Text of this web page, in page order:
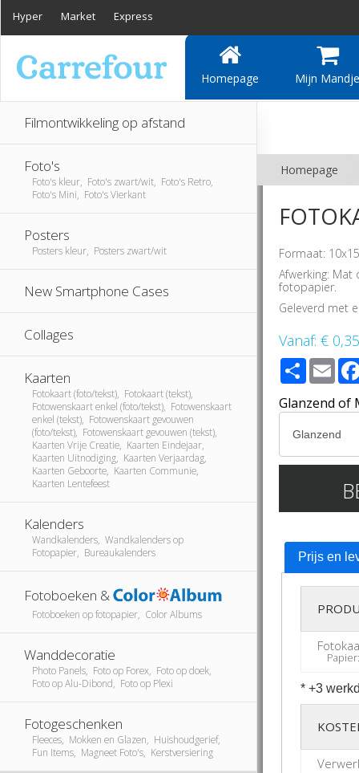
Hyper Market Express
Homepage Mijn Mandje
Filmontwikkeling op afstand
Foto's
Foto's kleur, Foto's zwart/wit, Foto's Retro,
Foto's Mini, Foto's Vierkant
Posters
Posters kleur, Posters zwart/wit
New Smartphone Cases
Collages
Kaarten
Fotokaart (foto/tekst), Fotokaart (tekst),
Fotowenskaart enkel (foto/tekst), Fotowenskaart
enkel (tekst), Fotowenskaart gevouwen
(foto/tekst), Fotowenskaart gevouwen (tekst),
Kaarten Vrije Creatie, Kaarten Eindejaar,
Kaarten Uitnodiging, Kaarten Verjaardag,
Kaarten Geboorte, Kaarten Communie,
Kaarten Lentefeest
Kalenders
Wandkalenders, Wandkalenders op
Fotopapier, Bureaukalenders
Fotoboeken &
Fotoboeken op fotopapier, Color Albums
Wanddecoratie
Photo Panels, Foto op Forex, Foto op doek,
Foto op Alu-Dibond, Foto op Plexi
Fotogeschenken
Fleeces, Mokken en Glazen, Huishoudgerief,
Fun Items, Magneet Foto's, Kerstversiering
Homepage
Formaat:
Afwerking: Mat
fotopapier.
Geleverd met
Vanaf:€
Share
Glanzend of
Prijs en
* +3